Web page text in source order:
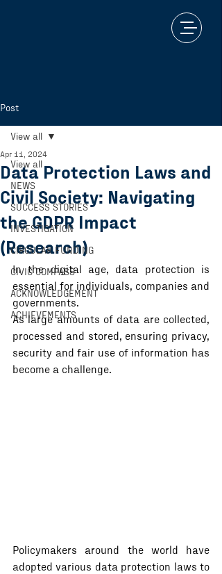
Post
View all
NEWS
SUCCESS STORIES
INVESTIGATION
CIRCULAR FUNDING
CIVIC COMPASS
ACKNOWLEDGEMENT
ACHIEVEMENTS
View all
Data Protection Laws and
Civil Society: Navigating
the GDPR Impact
(Research)
Apr 11, 2024
In the digital age, data protection is
essential for individuals, companies and
governments.
As large amounts of data are collected,
processed and stored, ensuring privacy,
security and fair use of information has
become a challenge.
Policymakers around the world have
adopted various data protection laws to